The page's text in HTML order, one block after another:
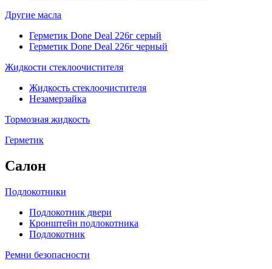
Другие масла
Герметик Done Deal 226г серый
Герметик Done Deal 226г черный
Жидкости стеклоочистителя
Жидкость стеклоочистителя
Незамерзайка
Тормозная жидкость
Герметик
Салон
Подлокотники
Подлокотник двери
Кронштейн подлокотника
Подлокотник
Ремни безопасности